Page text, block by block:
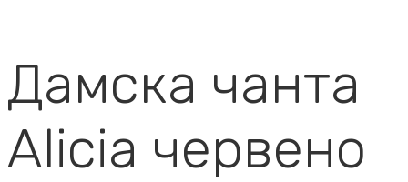
Дамска чанта
Alicia червено